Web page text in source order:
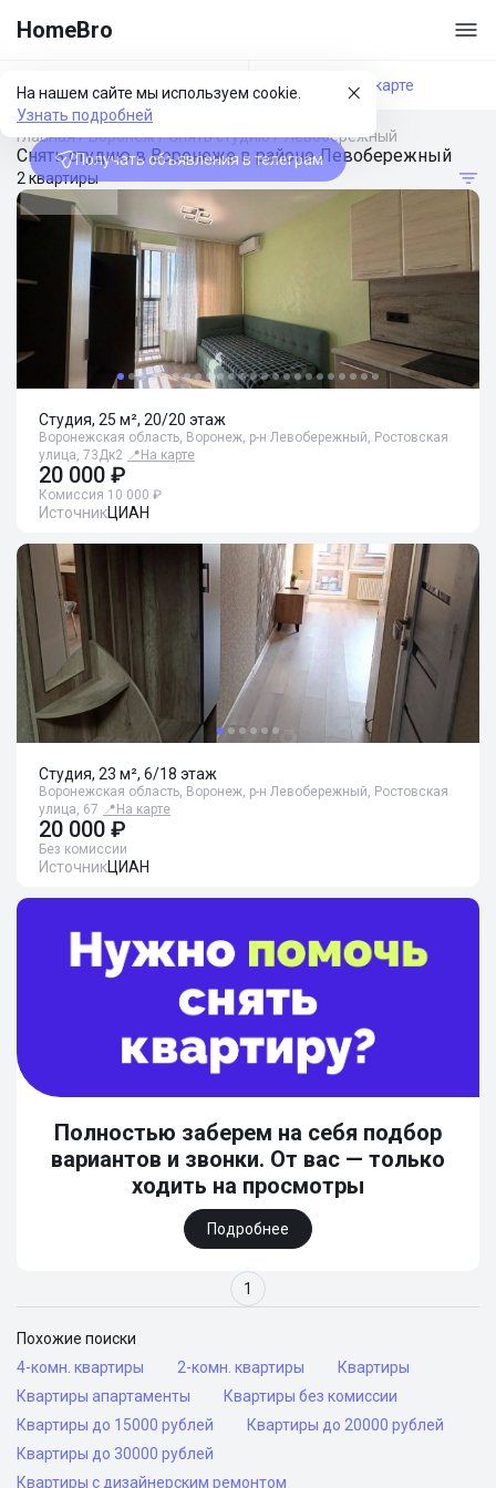
HomeBro
На нашем сайте мы используем cookie.
Узнать подробней
Получать объявления в телеграм
Фильтры На карте
Главная/Воронеж/Снять студию/Левобережный
Снять студию в Воронеже в районе Левобережный
2 квартиры
Студия, 25 м², 20/20 этаж
Воронежская область, Воронеж, р-н Левобережный, Ростовская
улица, 73Дк2 📍 На карте
20 000 ₽
Комиссия 10 000 ₽
ИсточникЦИАН
Студия, 23 м², 6/18 этаж
Воронежская область, Воронеж, р-н Левобережный, Ростовская
улица, 67 📍 На карте
20 000 ₽
Без комиссии
ИсточникЦИАН
Полностью заберем на себя подбор
вариантов и звонки. От вас — только
ходить на просмотры
Подробнее
1
Похожие поиски
4-комн. квартиры
2-комн. квартиры
Квартиры
Квартиры апартаменты
Квартиры без комиссии
Квартиры до 15000 рублей
Квартиры до 20000 рублей
Квартиры до 30000 рублей
Квартиры с дизайнерским ремонтом